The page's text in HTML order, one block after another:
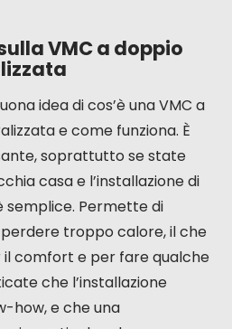
al miglioramento
energetica della vostra
un ricambio d’aria costante
limitando i problemi di
possono degradare i
a lungo termine. Inoltre,
le finestre chiuse pur
anche il comfort
non trascurabile,
rumorose. L’aria
altre particelle sottili, è un
salute degli occupanti, il